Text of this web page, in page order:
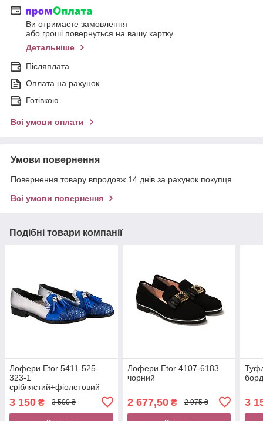
Ви отримаєте замовлення
або гроші повернуться на вашу картку
Детальніше
Післяплата
Оплата на рахунок
Готівкою
Всі умови оплати
Умови повернення
Повернення товару впродовж 14 днів за рахунок покупця
Всі умови повернення
Подібні товари компанії
Лофери Etor 5411-525-
323-1
сріблястий+фіолетовий
3 150 ₴ 3 500 ₴
Лофери Etor 4107-6183
чорний
2 677,50₴ 2 975 ₴ 3